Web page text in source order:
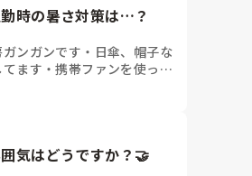
時の暑さ対策は…？
ンガンです ・ 日傘、帽子な
ます ・携帯ファンを使って
ん
気はどうですか？🤝